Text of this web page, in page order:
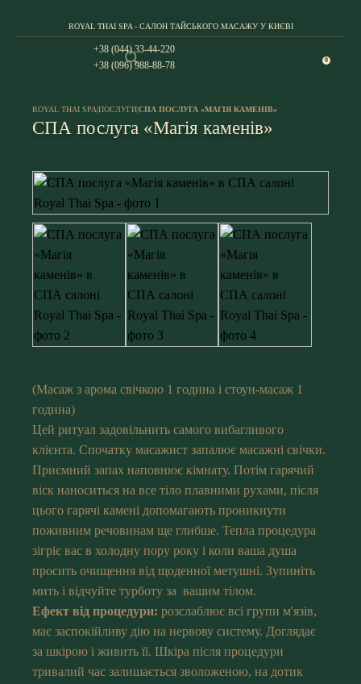
ROYAL THAI SPA - САЛОН ТАЙСЬКОГО МАСАЖУ У КИЄВІ
+38 (044) 33-44-220
+38 (096) 988-88-78
0
ROYAL THAI SPA|ПОСЛУГИ|СПА ПОСЛУГА «МАГІЯ КАМЕНІВ»
СПА послуга «Магія каменів»
(Масаж з арома свічкою 1 година і стоун-масаж 1
година)
Цей ритуал задовільнить самого вибагливого
клієнта. Спочатку масажист запалює масажні свічки.
Приємний запах наповнює кімнату. Потім гарячий
віск наноситься на все тіло плавними рухами, після
цього гарячі камені допомагають проникнути
поживним речовинам ще глибше. Тепла процедура
зігріє вас в холодну пору року і коли ваша душа
просить очищення від щоденної метушні. Зупиніть
мить і відчуйте турботу за вашим тілом.
Ефект від процедури: розслаблює всі групи м'язів,
має заспокійливу дію на нервову систему. Доглядає
за шкірою і живить її. Шкіра після процедури
тривалий час залишається зволоженою, на дотик